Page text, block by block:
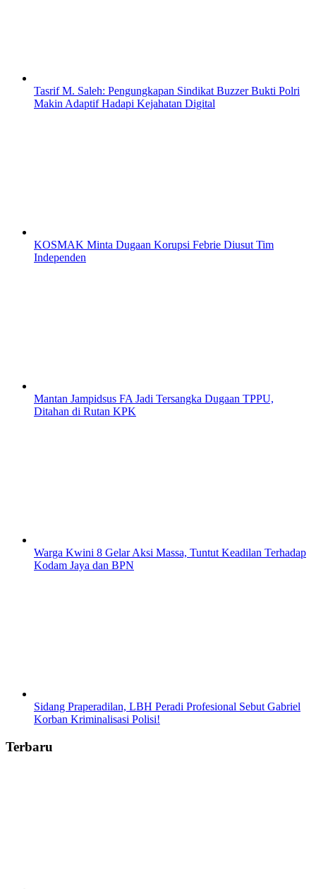
Tasrif M. Saleh: Pengungkapan Sindikat Buzzer Bukti Polri
Makin Adaptif Hadapi Kejahatan Digital
KOSMAK Minta Dugaan Korupsi Febrie Diusut Tim
Independen
Mantan Jampidsus FA Jadi Tersangka Dugaan TPPU,
Ditahan di Rutan KPK
Warga Kwini 8 Gelar Aksi Massa, Tuntut Keadilan Terhadap
Kodam Jaya dan BPN
Sidang Praperadilan, LBH Peradi Profesional Sebut Gabriel
Korban Kriminalisasi Polisi!
Terbaru